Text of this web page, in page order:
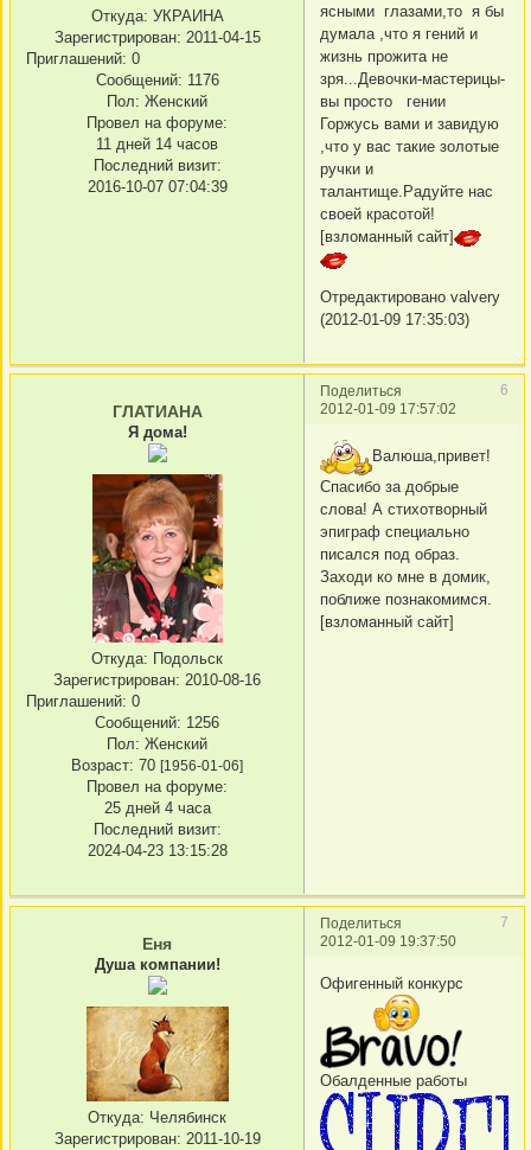
Откуда: УКРАИНА
Зарегистрирован: 2011-04-15
Приглашений: 0
Сообщений: 1176
Пол: Женский
Провел на форуме:
11 дней 14 часов
Последний визит:
2016-10-07 07:04:39
ясными глазами,то я бы
думала ,что я гений и
жизнь прожита не
зря...Девочки-мастерицы-
вы просто гении
Горжусь вами и завидую
,что у вас такие золотые
ручки и
талантище.Радуйте нас
своей красотой!
[взломанный сайт]
Отредактировано valvery
(2012-01-09 17:35:03)
Поделиться
6
2012-01-09 17:57:02
ГЛАТИАНА
Я дома!
Откуда: Подольск
Зарегистрирован: 2010-08-16
Приглашений: 0
Сообщений: 1256
Пол: Женский
Возраст: 70 [1956-01-06]
Провел на форуме:
25 дней 4 часа
Последний визит:
2024-04-23 13:15:28
Валюша,привет!
Спасибо за добрые
слова! А стихотворный
эпиграф специально
писался под образ.
Заходи ко мне в домик,
поближе познакомимся.
[взломанный сайт]
Поделиться
7
2012-01-09 19:37:50
Еня
Душа компании!
Откуда: Челябинск
Зарегистрирован: 2011-10-19
Офигенный конкурс
Обалденные работы